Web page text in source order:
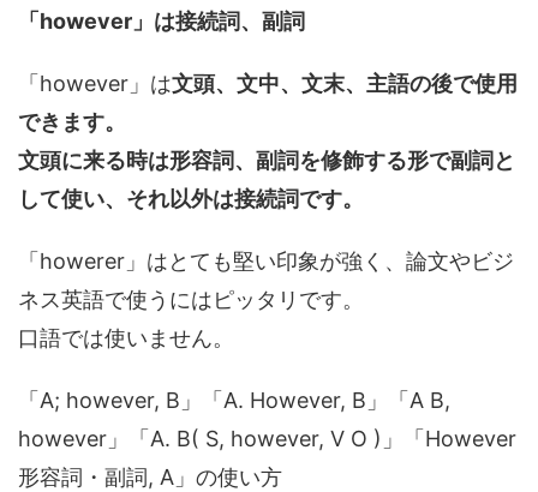
「however」は接続詞、副詞
「however」は文頭、文中、文末、主語の後で使用
できます。
文頭に来る時は形容詞、副詞を修飾する形で副詞と
して使い、それ以外は接続詞です。
「howerer」はとても堅い印象が強く、論文やビジ
ネス英語で使うにはピッタリです。
口語では使いません。
「A; however, B」「A. However, B」「A B,
however」「A. B( S, however, V O )」「However
形容詞・副詞, A」の使い方